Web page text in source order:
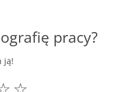
pracy?
ją!